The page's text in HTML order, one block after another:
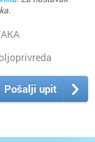
Pošalji upit